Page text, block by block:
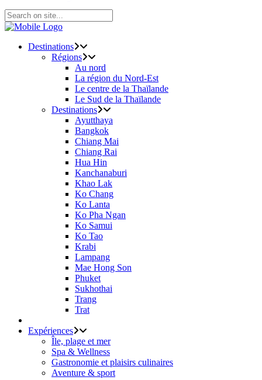
Destinations
Régions
Au nord
La région du Nord-Est
Le centre de la Thaïlande
Le Sud de la Thaïlande
Destinations
Ayutthaya
Bangkok
Chiang Mai
Chiang Rai
Hua Hin
Kanchanaburi
Khao Lak
Ko Chang
Ko Lanta
Ko Pha Ngan
Ko Samui
Ko Tao
Krabi
Lampang
Mae Hong Son
Phuket
Sukhothai
Trang
Trat
Expériences
Île, plage et mer
Spa & Wellness
Gastronomie et plaisirs culinaires
Aventure & sport